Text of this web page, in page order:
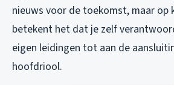
nieuws voor de toekomst, maar op
betekent het dat je zelf
eigen leidingen tot aan de
hoofdriool.